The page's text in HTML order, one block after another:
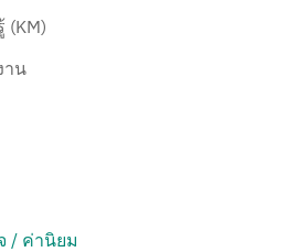
(KM)
าน
/ ค่านิยม